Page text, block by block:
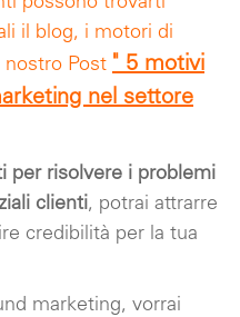
il blog, i motori di
nostro Post " 5 motivi
nel settore
per risolvere i problemi
clienti, potrai attrarre
credibilità per la tua
marketing, vorrai